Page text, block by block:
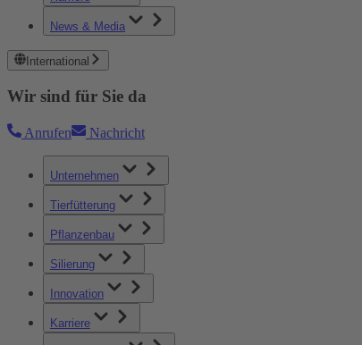
News & Media
International
Wir sind für Sie da
Anrufen Nachricht
Unternehmen
Tierfütterung
Pflanzenbau
Silierung
Innovation
Karriere